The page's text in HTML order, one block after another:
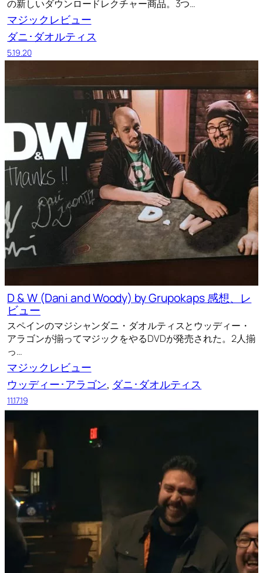
の新しいダウンロードレクチャー商品。3つ…
マジックレビュー
ダニ･ダオルティス
5.19.20
D & W (Dani and Woody) by Grupokaps 感想、レ
ビュー
スペインのマジシャンダニ・ダオルティスとウッディー・
アラゴンが揃ってマジックをやるDVDが発売された。2人揃
っ…
マジックレビュー
ウッディー･アラゴン, ダニ･ダオルティス
11.17.19